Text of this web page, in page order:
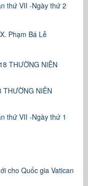
thứ VII -Ngày thứ 2
Phạm Bá Lễ
THƯỜNG NIÊN
THƯỜNG NIÊN
thứ VII -Ngày thứ 1
cho Quốc gia Vatican